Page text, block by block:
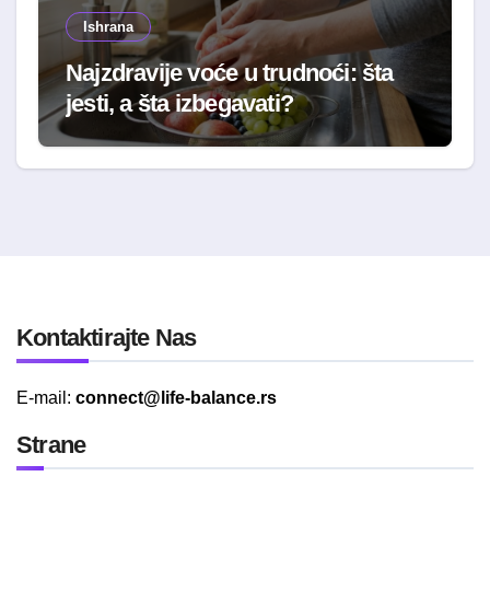
Ishrana
Najzdravije voće u trudnoći: šta
jesti, a šta izbegavati?
Kontaktirajte Nas
E-mail: connect@life-balance.rs
Strane